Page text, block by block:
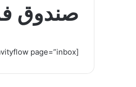
صندوق
[gravityflow page=”inbox”]